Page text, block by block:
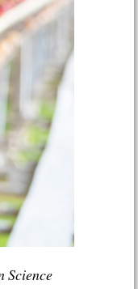
Science